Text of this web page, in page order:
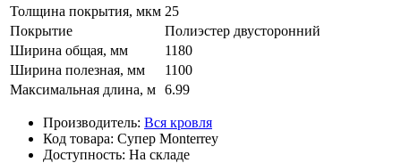
Толщина покрытия, мкм 25
Покрытие
Полиэстер двусторонний
Ширина общая, мм
1180
Ширина полезная, мм
1100
Максимальная длина, м 6.99
Производитель: Вся кровля
Код товара: Супер Monterrey
Доступность: На складе